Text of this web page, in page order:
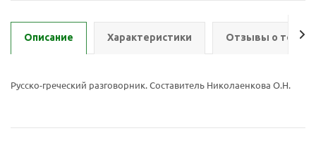
Описание Характеристики Отзывы о
Русско-греческий разговорник. Составитель Николаенкова О.Н.
Ваш E-mail:
Ваш E-mail: